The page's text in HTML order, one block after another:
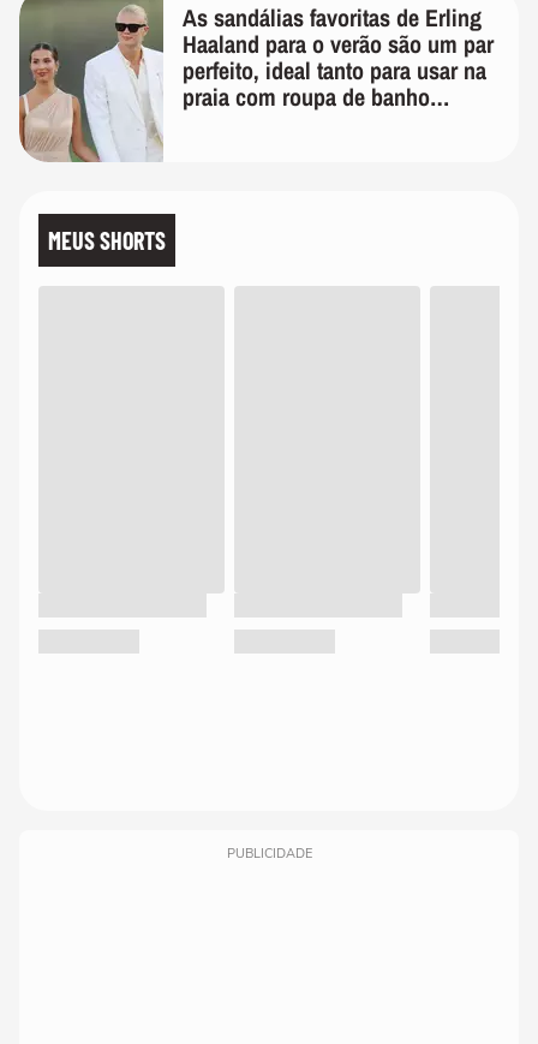
As sandálias favoritas de Erling
Haaland para o verão são um par
perfeito, ideal tanto para usar na
praia com roupa de banho
MEUS SHORTS
PUBLICIDADE